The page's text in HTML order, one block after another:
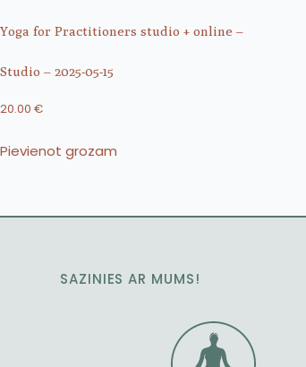
Yoga for Practitioners studio + online –
Studio – 2025-05-15
20.00 €
Pievienot grozam
SAZINIES AR MUMS!